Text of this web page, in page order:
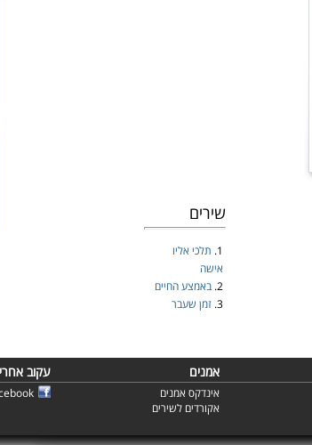
שירים
1. תלכי אליו
אישה
2. באמצע החיים
3. זמן שעבר
אמנים עקוב
אינדקס אמנים
אקורדים לשירים